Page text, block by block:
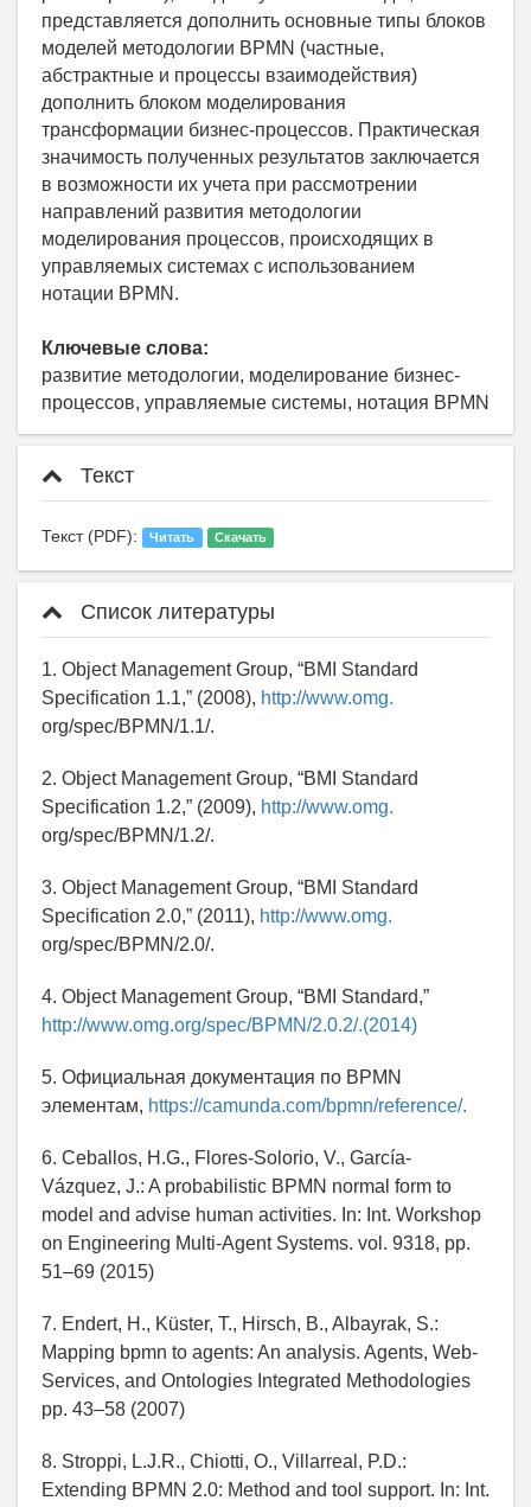
представляется дополнить основные типы блоков
моделей методологии BPMN (частные,
абстрактные и процессы взаимодействия)
дополнить блоком моделирования
трансформации бизнес-процессов. Практическая
значимость полученных результатов заключается
в возможности их учета при рассмотрении
направлений развития методологии
моделирования процессов, происходящих в
управляемых системах с использованием
нотации BPMN.
Ключевые слова:
развитие методологии, моделирование бизнес-
процессов, управляемые системы, нотация BPMN
Текст
Текст (PDF): Читать Скачать
Список литературы
1. Object Management Group, “BMI Standard
Specification 1.1,” (2008), http://www.omg.
org/spec/BPMN/1.1/.
2. Object Management Group, “BMI Standard
Specification 1.2,” (2009), http://www.omg.
org/spec/BPMN/1.2/.
3. Object Management Group, “BMI Standard
Specification 2.0,” (2011), http://www.omg.
org/spec/BPMN/2.0/.
4. Object Management Group, “BMI Standard,”
http://www.omg.org/spec/BPMN/2.0.2/.(2014)
5. Официальная документация по BPMN
элементам, https://camunda.com/bpmn/reference/.
6. Ceballos, H.G., Flores-Solorio, V., García-
Vázquez, J.: A probabilistic BPMN normal form to
model and advise human activities. In: Int. Workshop
on Engineering Multi-Agent Systems. vol. 9318, pp.
51–69 (2015)
7. Endert, H., Küster, T., Hirsch, B., Albayrak, S.:
Mapping bpmn to agents: An analysis. Agents, Web-
Services, and Ontologies Integrated Methodologies
pp. 43–58 (2007)
8. Stroppi, L.J.R., Chiotti, O., Villarreal, P.D.:
Extending BPMN 2.0: Method and tool support. In: Int.